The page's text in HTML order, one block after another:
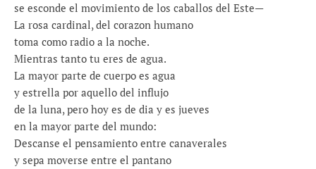
se esconde el movimiento de los caballos del Este—
La rosa cardinal, del corazon humano
toma como radio a la noche.
Mientras tanto tu eres de agua.
La mayor parte de cuerpo es agua
y estrella por aquello del influjo
de la luna, pero hoy es de dia y es jueves
en la mayor parte del mundo:
Descanse el pensamiento entre canaverales
y sepa moverse entre el pantano